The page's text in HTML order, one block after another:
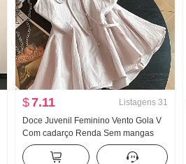
$7.11 Listagens 31
Doce Juvenil Feminino Vento Gola V
Com cadarço Renda Sem mangas
Camisa de boneca Feminino Verão
Design Sentido Solto A palavra Folha